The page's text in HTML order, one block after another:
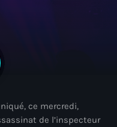
ce mercredi,
de l’inspecteur